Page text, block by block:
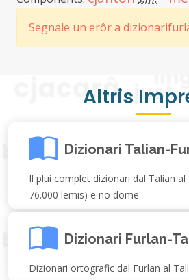
Segnale un erôr a
Altris
Dizionari Talian-
Il plui complet dizionari dal Talian al
76.000 lemis) e no dome.
Dizionari Furlan-
Dizionari ortografic dal Furlan al